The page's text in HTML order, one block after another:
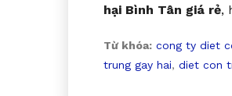
hại Bình Tân giá rẻ,
Từ khóa: cong ty diet
trung gay hai, diet con